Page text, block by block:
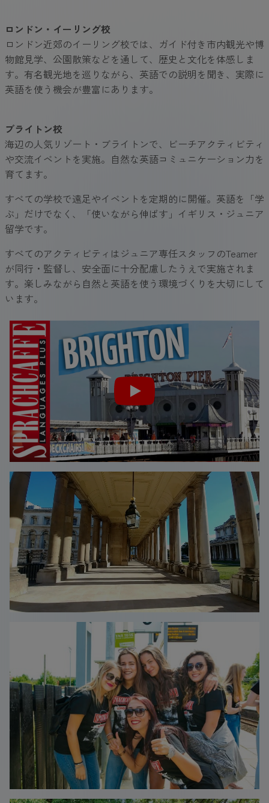
ロンドン・イーリング校
ロンドン近郊のイーリング校では、ガイド付き市内観光や博
物館見学、公園散策などを通して、歴史と文化を体感しま
す。有名観光地を巡りながら、英語での説明を聞き、実際に
英語を使う機会が豊富にあります。
ブライトン校
海辺の人気リゾート・ブライトンで、ビーチアクティビティ
や交流イベントを実施。自然な英語コミュニケーション力を
育てます。
すべての学校で遠足やイベントを定期的に開催。英語を「学
ぶ」だけでなく、「使いながら伸ばす」イギリス・ジュニア
留学です。
すべてのアクティビティはジュニア専任スタッフのTeamer
が同行・監督し、安全面に十分配慮したうえで実施されま
す。楽しみながら自然と英語を使う環境づくりを大切にして
います。